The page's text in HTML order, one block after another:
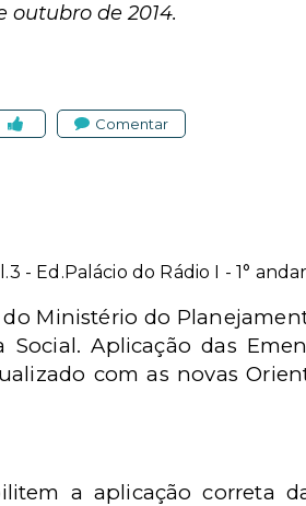
outubro de 2014.
Comentar
- Ed.Palácio do Rádio I - 1°
Ministério do
Aplicação das
com as novas
a aplicação correta